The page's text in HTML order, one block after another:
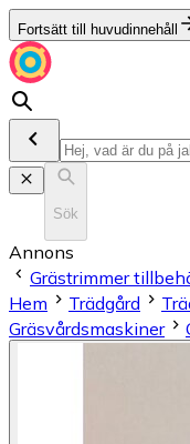
Fortsätt till huvudinnehåll
Sök
Annons
Grästrimmer
Hem
Trädgård
Gräsvårdsmaskiner